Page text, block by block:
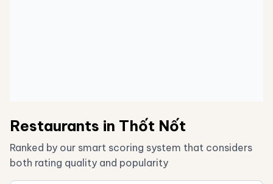
Restaurants in Thốt Nốt
Ranked by our smart scoring system that considers
both rating quality and popularity